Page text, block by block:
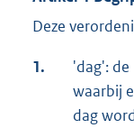
Deze
1.
'dag':
waarbij
dag